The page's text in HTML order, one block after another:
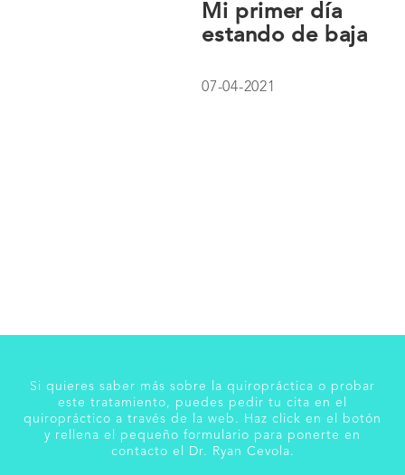
Mi primer día
estando de baja
07-04-2021
Si quieres saber más sobre la quiropráctica o probar
este tratamiento, puedes pedir tu cita en el
quiropráctico a través de la web. Haz click en el botón
y rellena el pequeño formulario para ponerte en
contacto el Dr. Ryan Cevola.